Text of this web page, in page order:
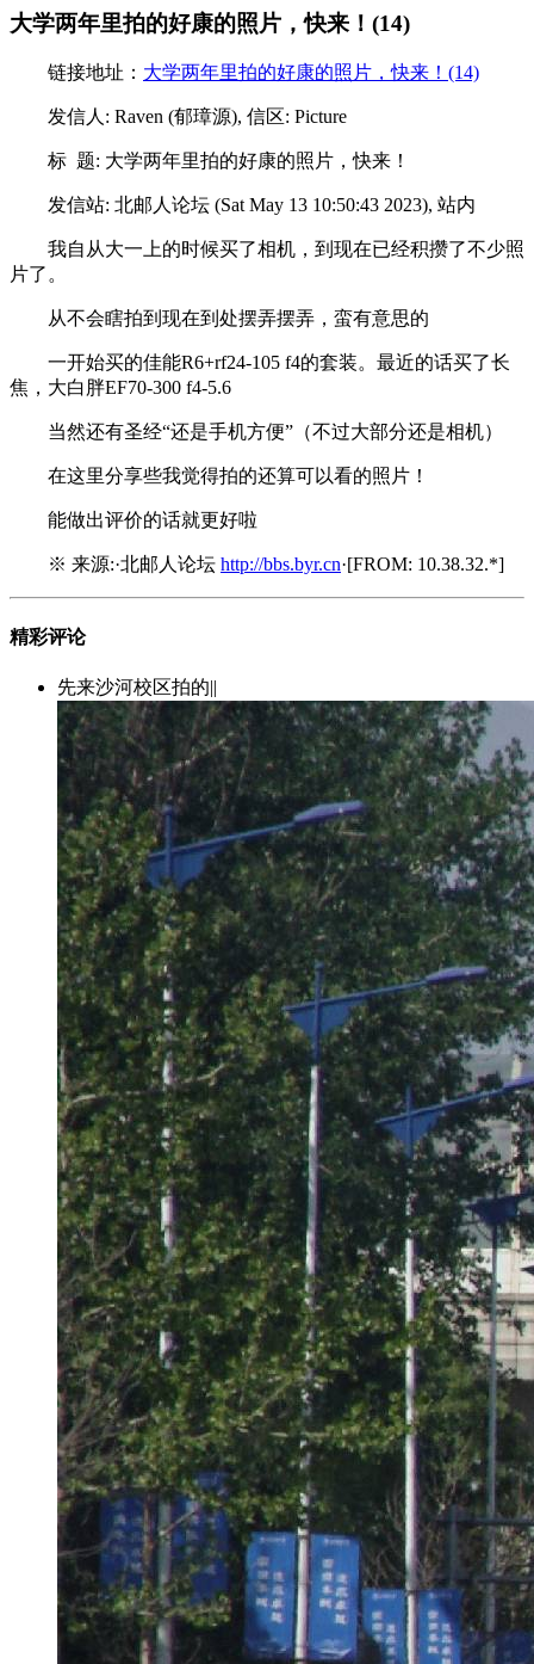
大学两年里拍的好康的照片，快来！(14)
链接地址： 大学两年里拍的好康的照片，快来！(14)
发信人: Raven (郁璋源), 信区: Picture
标 题: 大学两年里拍的好康的照片，快来！
发信站: 北邮人论坛 (Sat May 13 10:50:43 2023), 站内
我自从大一上的时候买了相机，到现在已经积攒了不少照
片了。
从不会瞎拍到现在到处摆弄摆弄，蛮有意思的
一开始买的佳能R6+rf24-105 f4的套装。最近的话买了长
焦，大白胖EF70-300 f4-5.6
当然还有圣经“还是手机方便”（不过大部分还是相机）
在这里分享些我觉得拍的还算可以看的照片！
能做出评价的话就更好啦
※ 来源:·北邮人论坛 http://bbs.byr.cn·[FROM: 10.38.32.*]
精彩评论
先来沙河校区拍的||